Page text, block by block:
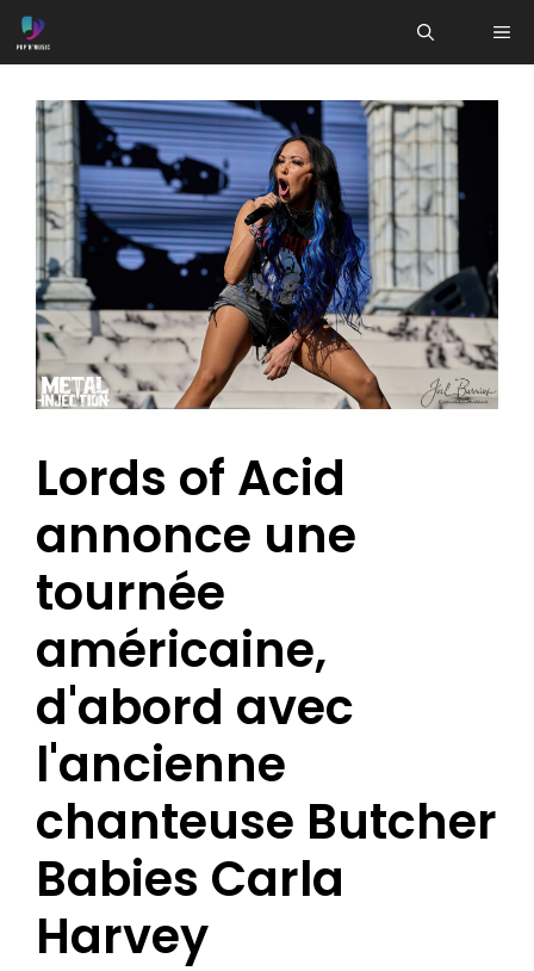
Aller
au
Lords of Acid
annonce une
tournée
américaine,
d'abord avec
l'ancienne
chanteuse Butcher
Babies Carla
Harvey